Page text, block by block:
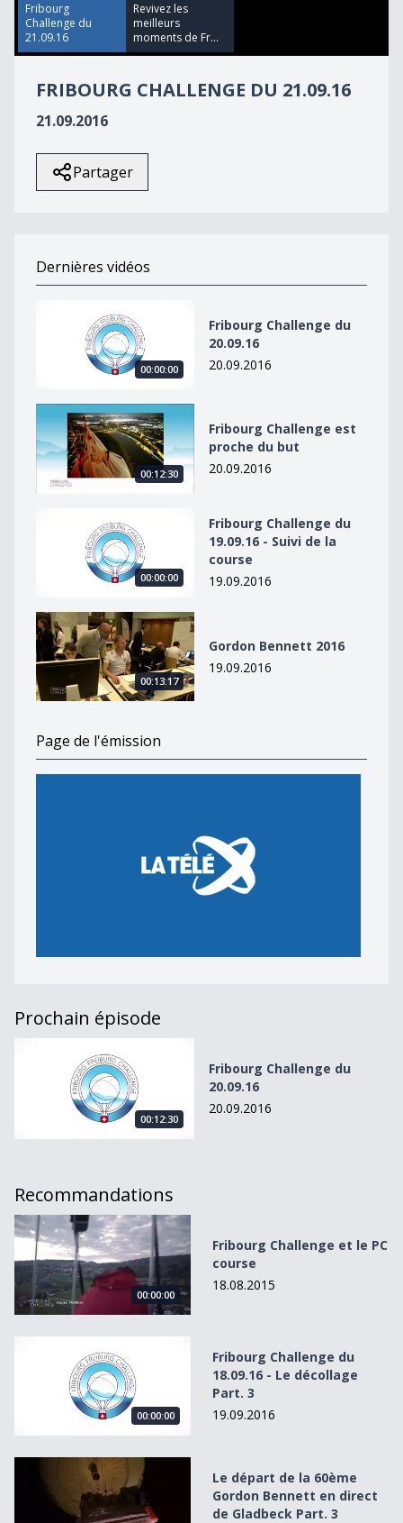
30
seconds
Fribourg
Challenge du
21.09.16
Revivez les
meilleurs
moments de Fr...
FRIBOURG CHALLENGE DU 21.09.16
21.09.2016
Partager
Dernières vidéos
Fribourg Challenge du 20.09.16
00:00:00
Fribourg Challenge du
20.09.16
20.09.2016
Fribourg Challenge est proche du but
00:12:30
Fribourg Challenge est
proche du but
20.09.2016
Fribourg Challenge du 19.09.16 - Suivi de la course
00:00:00
Fribourg Challenge du
19.09.16 - Suivi de la
course
19.09.2016
Gordon Bennett 2016
00:13:17
Gordon Bennett 2016
19.09.2016
Page de l'émission
Prochain épisode
00:12:30
Fribourg Challenge du
20.09.16
20.09.2016
Recommandations
Fribourg Challenge et le PC course
00:00:00
Fribourg Challenge et le PC
course
18.08.2015
00:00:00
Fribourg Challenge du
18.09.16 - Le décollage
Part. 3
19.09.2016
Le départ de la 60ème Gordon Bennett en direct de
Le départ de la 60ème
Gordon Bennett en direct
de Gladbeck Part. 3